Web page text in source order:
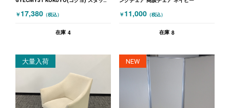
ア グレー
￥ 17,380 （税込）
在庫 4
￥ 11,000 （税込）
在庫 8
大量入荷 NEW